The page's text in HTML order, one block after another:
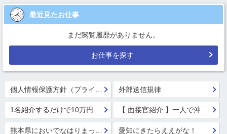
最近見たお仕事
まだ閲覧履歴がありません。
お仕事を探す
外部送信規律
1名紹介するだけで10万円GET!!★ 【 面接官紹介 】一人で沖縄行っちゃう系面接官 鈴木 楓
愛知にきたらええがな！